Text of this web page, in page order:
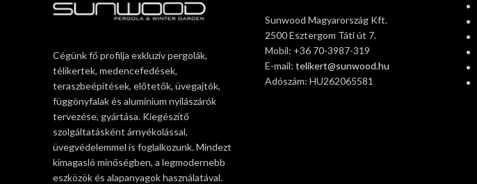
Cégünk fő profilja exkluzív pergolák,
télikertek, medencefedések,
teraszbeépítések, előtetők, üvegajtók,
függönyfalak és alumínium nyílászárók
tervezése, gyártása. Kiegészítő
szolgáltatásként árnyékolással,
üvegvédelemmel is foglalkozunk. Mindezt
kimagasló minőségben, a legmodernebb
eszközök és alapanyagok használatával.
Sunwood Magyarország Kft.
2500 Esztergom Táti út 7.
Mobil: +36 70-3987-319
E-mail:telikert@sunwood.hu
Adószám: HU262065581